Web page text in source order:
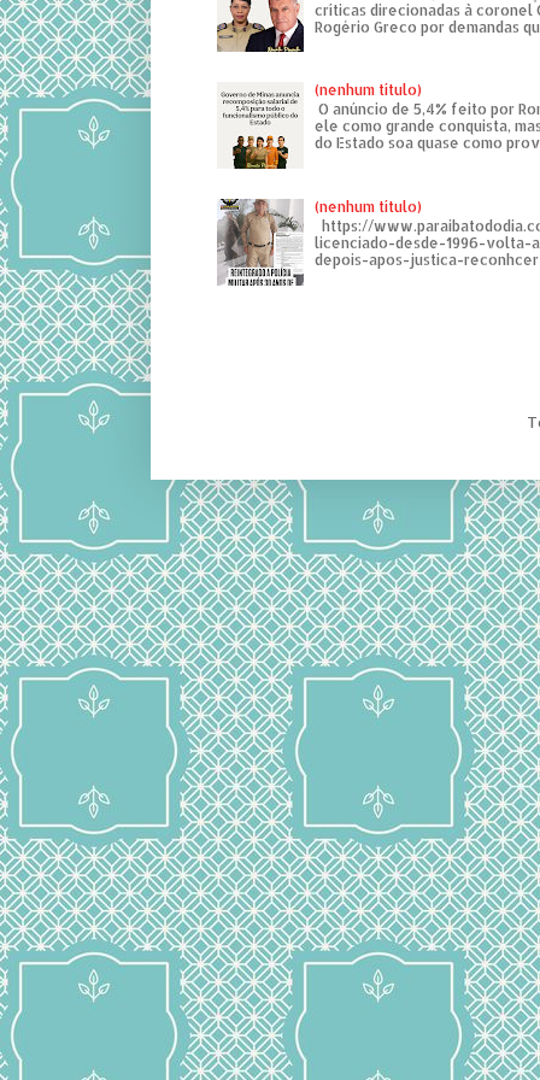
críticas direcionadas à coronel
Rogério Greco por demandas
(nenhum título)
O anúncio de 5,4% feito por
ele como grande conquista,
do Estado soa quase como
(nenhum título)
https://
licenciado-desde-1996-volta-
depois-apos-justica-